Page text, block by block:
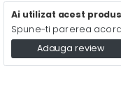
Ai utilizat acest
Spune-ti parerea
Adauga review